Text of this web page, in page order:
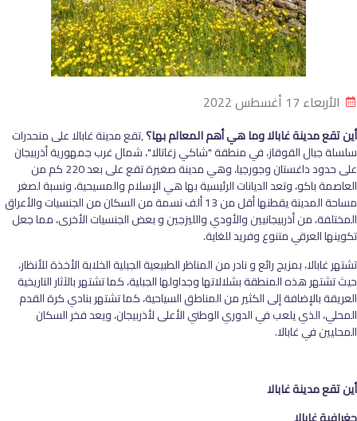
الأربعاء 17 أغسطس 2022
أين تقع مدينة غابالا وما هي أهم المعالم بها؟,تقع مدينة غابالا على منحدرات
سلسلة جبال القوقاز، في منطقة "شاكي زغاتالا"، شمال غرب جمهورية أذربيجان
على حدود داغستان وجورجيا، وهي مدينة صغيرة تقع على بعد 220 كم من
العاصمة باكو، وتعد الديانات الرئيسية بها هي الإسلام والمسيحية، ونسبة لصغر
مساحة المدينة يقطنها أقل من 13 ألف نسمة من السكان من الجنسيات والأعراق
المختلفة، من أذربيجانيين والأودي والليزجين و بعض الجنسيات الأخرى، مما جعل
تكوينها العرقي متنوع وفريد للغاية.
تشتهر غابالا، بمزيج رائع و نادر من المناظر الطبيعية الجبلية الخلابة الأخذة للأنظار،
حيث تشتهر هذه المنطقة بشلالاتها وجداولها الجبلية، كما تشتهر بالآثار التاريخية
العريقة بالإضافة إلى الكثير من المناطق السياحية، كما تشتهر بنادي كرة القدم
المحلي، الذي يلعب في الدوري الوطني الأعلى لأذربيجان، ويعد فخر السكان
المحليين في غابالا.
أين تقع مدينة غابالا